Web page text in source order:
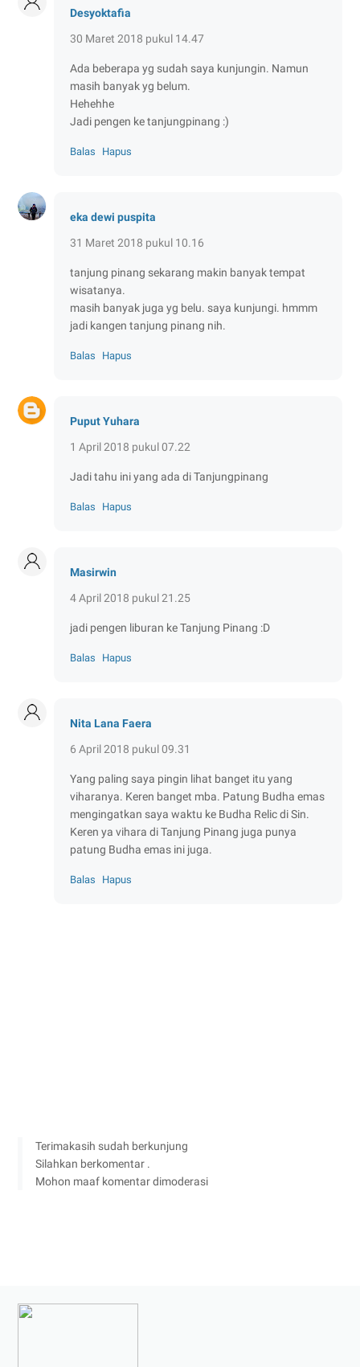
Desyoktafia
30 Maret 2018 pukul 14.47
Ada beberapa yg sudah saya kunjungin. Namun
masih banyak yg belum.
Hehehhe
Jadi pengen ke tanjungpinang :)
Balas Hapus
eka dewi puspita
31 Maret 2018 pukul 10.16
tanjung pinang sekarang makin banyak tempat
wisatanya.
masih banyak juga yg belu. saya kunjungi. hmmm
jadi kangen tanjung pinang nih.
Balas Hapus
Puput Yuhara
1 April 2018 pukul 07.22
Jadi tahu ini yang ada di Tanjungpinang
Balas Hapus
Masirwin
4 April 2018 pukul 21.25
jadi pengen liburan ke Tanjung Pinang :D
Balas Hapus
Nita Lana Faera
6 April 2018 pukul 09.31
Yang paling saya pingin lihat banget itu yang
viharanya. Keren banget mba. Patung Budha emas
mengingatkan saya waktu ke Budha Relic di Sin.
Keren ya vihara di Tanjung Pinang juga punya
patung Budha emas ini juga.
Balas Hapus
Terimakasih sudah berkunjung
Silahkan berkomentar .
Mohon maaf komentar dimoderasi